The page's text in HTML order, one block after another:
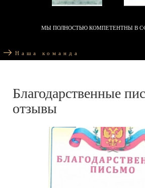
МЫ ПОЛНОСТЬЮ КОМПЕТЕНТНЫ В
Наша команда
Благодарственные
отзывы